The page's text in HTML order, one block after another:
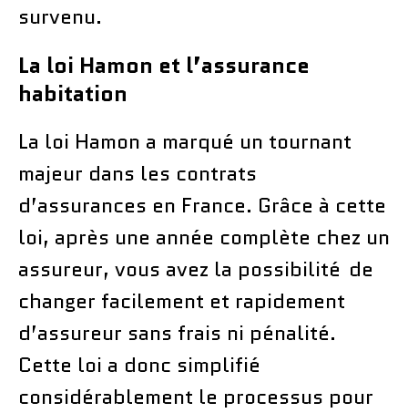
survenu.
La loi Hamon et l’assurance
habitation
La loi Hamon a marqué un tournant
majeur dans les contrats
d’assurances en France. Grâce à cette
loi, après une année complète chez un
assureur, vous avez la possibilité de
changer facilement et rapidement
d’assureur sans frais ni pénalité.
Cette loi a donc simplifié
considérablement le processus pour